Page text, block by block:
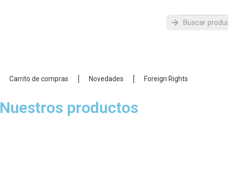
Carrito de compras Novedades Foreign Rights
Nuestros productos